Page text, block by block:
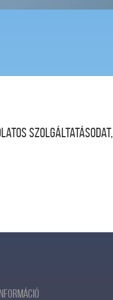
szolgáltatásodat,
Információ